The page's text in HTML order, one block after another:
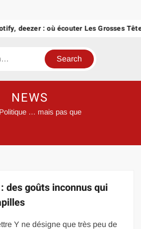
deezer : où écouter Les Grosses Têtes
NEWS
… mais pas que
des goûts inconnus qui
Y ne désigne que très peu de